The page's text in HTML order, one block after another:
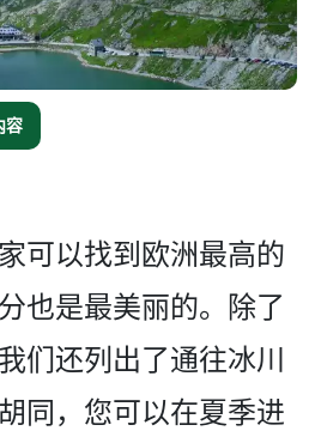
容
可以找到欧­洲最高的
也是最美丽的。除了
们还列出了通往冰川
同，­您可以在夏季进